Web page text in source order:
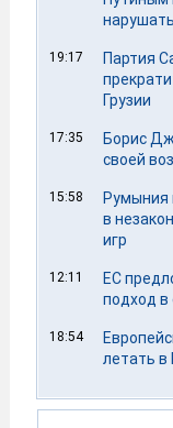
нарушать
19:17
Партия
Грузии
17:35
Борис
своей
15:58
Румыния
в
игр
12:11
ЕС
подход в
18:54
летать в